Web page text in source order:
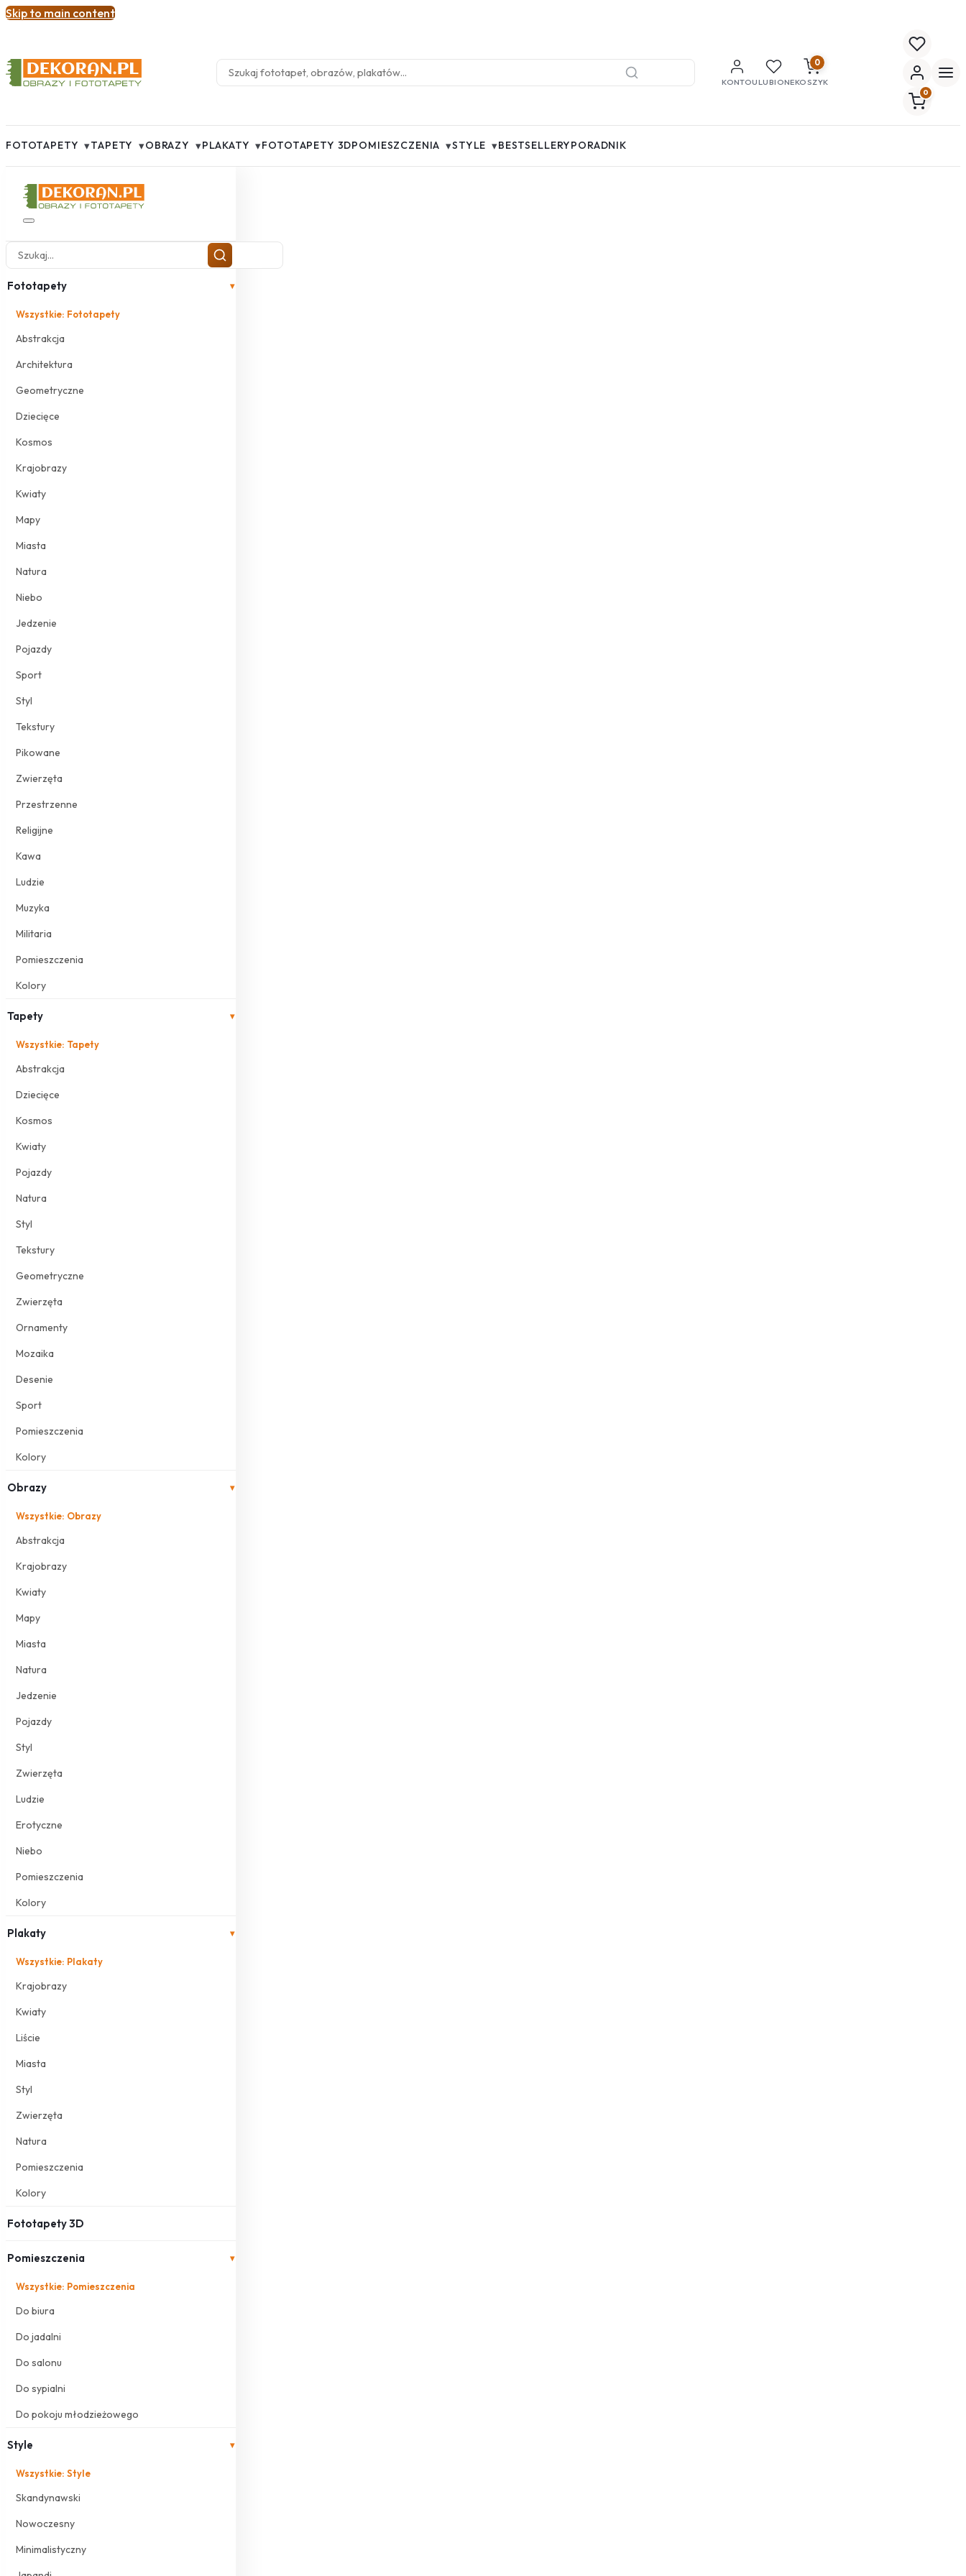
Skip to main content
KONTOULUBIONE
0
KOSZYK
0
FOTOTAPETY ▾TAPETY ▾OBRAZY ▾PLAKATY ▾FOTOTAPETY 3DPOMIESZCZENIA ▾STYLE ▾BESTSELLERYPORADNIK
Fototapety ▾
Wszystkie: Fototapety
Abstrakcja
Architektura
Geometryczne
Dziecięce
Kosmos
Krajobrazy
Kwiaty
Mapy
Miasta
Natura
Niebo
Jedzenie
Pojazdy
Sport
Styl
Tekstury
Pikowane
Zwierzęta
Przestrzenne
Religijne
Kawa
Ludzie
Muzyka
Militaria
Pomieszczenia
Kolory
Tapety ▾
Wszystkie: Tapety
Abstrakcja
Dziecięce
Kosmos
Kwiaty
Pojazdy
Natura
Styl
Tekstury
Geometryczne
Zwierzęta
Ornamenty
Mozaika
Desenie
Sport
Pomieszczenia
Kolory
Obrazy ▾
Wszystkie: Obrazy
Abstrakcja
Krajobrazy
Kwiaty
Mapy
Miasta
Natura
Jedzenie
Pojazdy
Styl
Zwierzęta
Ludzie
Erotyczne
Niebo
Pomieszczenia
Kolory
Plakaty ▾
Wszystkie: Plakaty
Krajobrazy
Kwiaty
Liście
Miasta
Styl
Zwierzęta
Natura
Pomieszczenia
Kolory
Fototapety 3D
Pomieszczenia ▾
Wszystkie: Pomieszczenia
Do biura
Do jadalni
Do salonu
Do sypialni
Do pokoju młodzieżowego
Style ▾
Wszystkie: Style
Skandynawski
Nowoczesny
Minimalistyczny